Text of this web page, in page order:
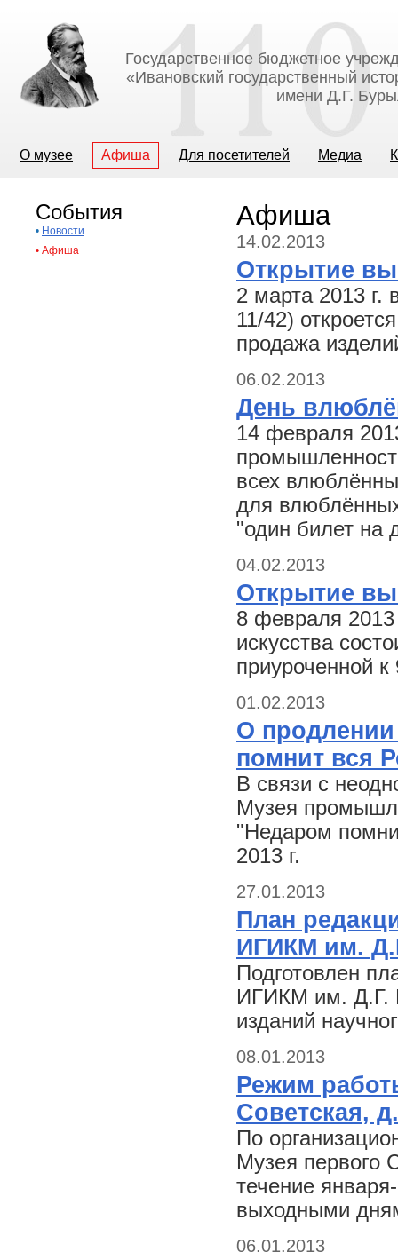
Государственное бюджетное
«Ивановский государственный
имени Д.Г.
О музее Афиша Для посетителей Медиа
События
• Новости
• Афиша
Афиша
14.02.2013
Открытие
2 марта 2013 г.
11/42)
продажа
06.02.2013
День
14 февраля
всех
для
"один билет на
04.02.2013
Открытие
8 февраля
искусства
приуроченной
01.02.2013
О
помнит вся
В связи с
Музея
"Недаром
2013 г.
27.01.2013
План
ИГИКМ им.
Подготовлен
ИГИКМ им. Д.Г.
изданий
08.01.2013
Режим
Советская,
По
Музея первого
течение
выходными
06.01.2013